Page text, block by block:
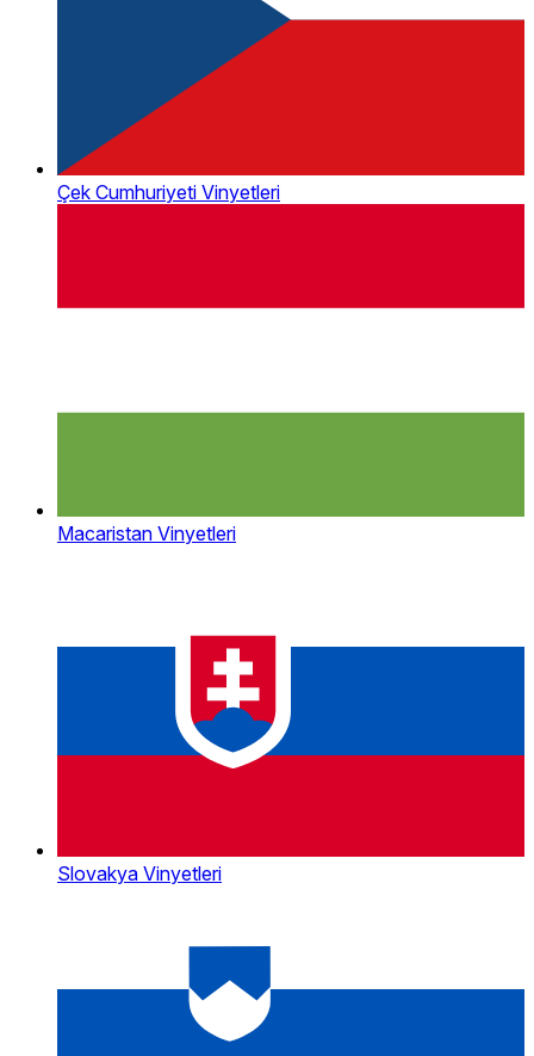
Çek Cumhuriyeti Vinyetleri
Macaristan Vinyetleri
Slovakya Vinyetleri